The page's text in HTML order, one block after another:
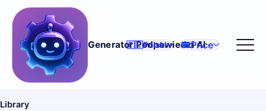
Generator Podpowiedzi AI
🇵🇱Polski Price
Library